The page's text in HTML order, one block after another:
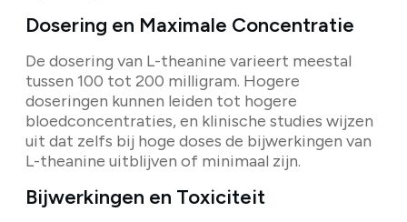
Dosering en Maximale Concentratie
De dosering van L-theanine varieert meestal
tussen 100 tot 200 milligram. Hogere
doseringen kunnen leiden tot hogere
bloedconcentraties, en klinische studies wijzen
uit dat zelfs bij hoge doses de bijwerkingen van
L-theanine uitblijven of minimaal zijn.
Bijwerkingen en Toxiciteit